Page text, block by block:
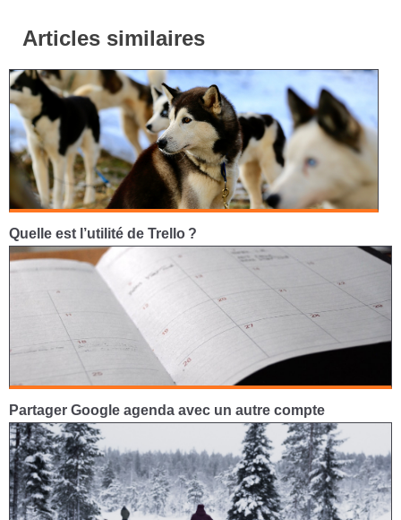
Articles similaires
Quelle est l’utilité de Trello ?
Partager Google agenda avec un autre compte